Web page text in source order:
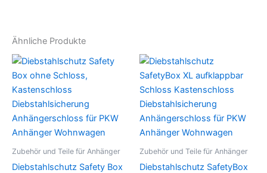
Ähnliche Produkte
Zubehör und Teile für Anhänger
Diebstahlschutz Safety Box
Zubehör und Teile für Anhänger
Diebstahlschutz SafetyBox